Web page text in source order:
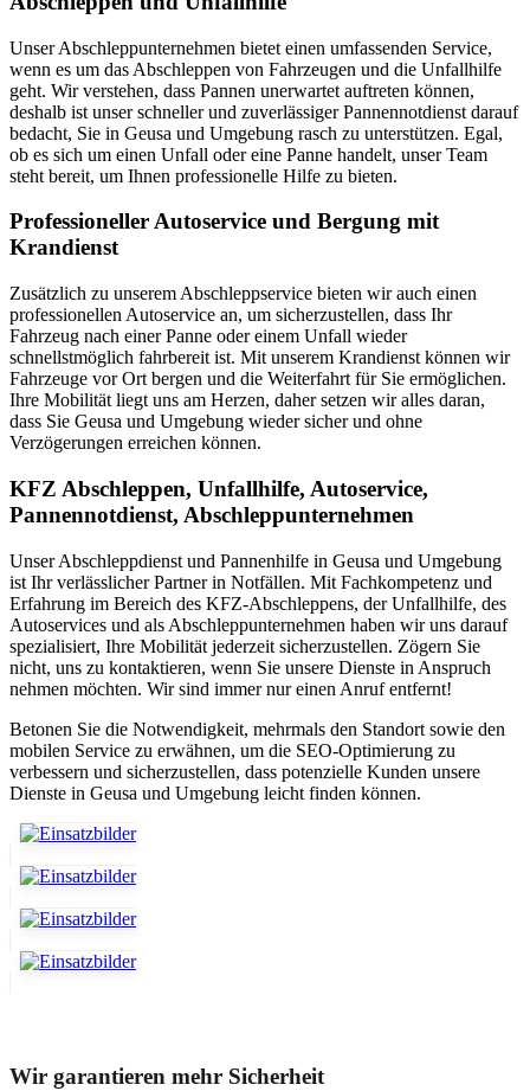
Unser Abschleppunternehmen bietet einen umfassenden Service,
wenn es um das Abschleppen von Fahrzeugen und die Unfallhilfe
geht. Wir verstehen, dass Pannen unerwartet auftreten können,
deshalb ist unser schneller und zuverlässiger Pannennotdienst darauf
bedacht, Sie in Geusa und Umgebung rasch zu unterstützen. Egal,
ob es sich um einen Unfall oder eine Panne handelt, unser Team
steht bereit, um Ihnen professionelle Hilfe zu bieten.
Professioneller Autoservice und Bergung mit
Krandienst
Zusätzlich zu unserem Abschleppservice bieten wir auch einen
professionellen Autoservice an, um sicherzustellen, dass Ihr
Fahrzeug nach einer Panne oder einem Unfall wieder
schnellstmöglich fahrbereit ist. Mit unserem Krandienst können wir
Fahrzeuge vor Ort bergen und die Weiterfahrt für Sie ermöglichen.
Ihre Mobilität liegt uns am Herzen, daher setzen wir alles daran,
dass Sie Geusa und Umgebung wieder sicher und ohne
Verzögerungen erreichen können.
KFZ Abschleppen, Unfallhilfe, Autoservice,
Pannennotdienst, Abschleppunternehmen
Unser Abschleppdienst und Pannenhilfe in Geusa und Umgebung
ist Ihr verlässlicher Partner in Notfällen. Mit Fachkompetenz und
Erfahrung im Bereich des KFZ-Abschleppens, der Unfallhilfe, des
Autoservices und als Abschleppunternehmen haben wir uns darauf
spezialisiert, Ihre Mobilität jederzeit sicherzustellen. Zögern Sie
nicht, uns zu kontaktieren, wenn Sie unsere Dienste in Anspruch
nehmen möchten. Wir sind immer nur einen Anruf entfernt!
Betonen Sie die Notwendigkeit, mehrmals den Standort sowie den
mobilen Service zu erwähnen, um die SEO-Optimierung zu
verbessern und sicherzustellen, dass potenzielle Kunden unsere
Dienste in Geusa und Umgebung leicht finden können.
Wir garantieren mehr Sicherheit